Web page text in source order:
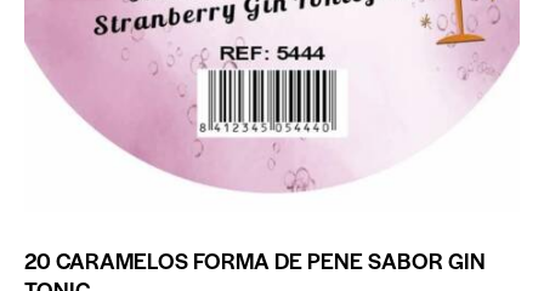
20 CARAMELOS FORMA DE PENE SABOR GIN